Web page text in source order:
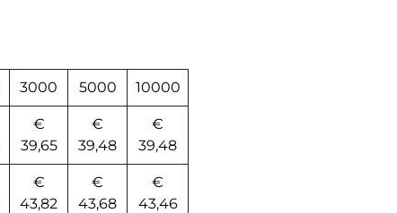
3000 5000 10000
€
39,65
€
39,48
€
39,48
€
43,82
€
43,68
€
43,46